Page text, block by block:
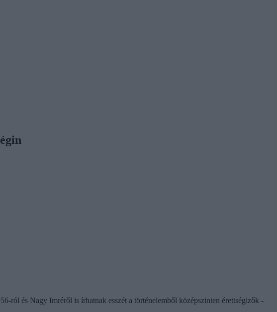
és Nagy Imréről is írhatnak esszét a történelemből középszinten érettségizők -